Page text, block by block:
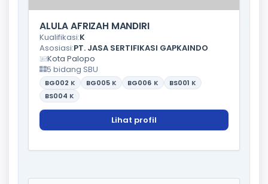
ALULA AFRIZAH MANDIRI
Kualifikasi:K
Asosiasi:PT. JASA SERTIFIKASI GAPKAINDO
Kota Palopo
5 bidang SBU
BG002 K BG005 K BG006 K BS001 K
BS004 K
Lihat profil